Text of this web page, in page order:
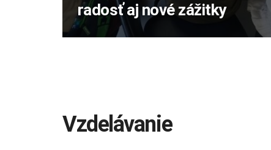
radosť aj nové zážitky
Vzdelávanie